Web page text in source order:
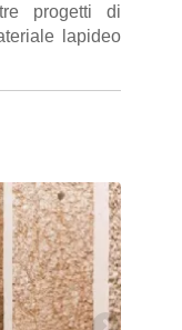
progetti di
lapideo